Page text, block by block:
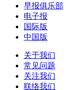
早报俱乐部
电子报
国际版
中国版
关于我们
常见问题
关注我们
联络我们